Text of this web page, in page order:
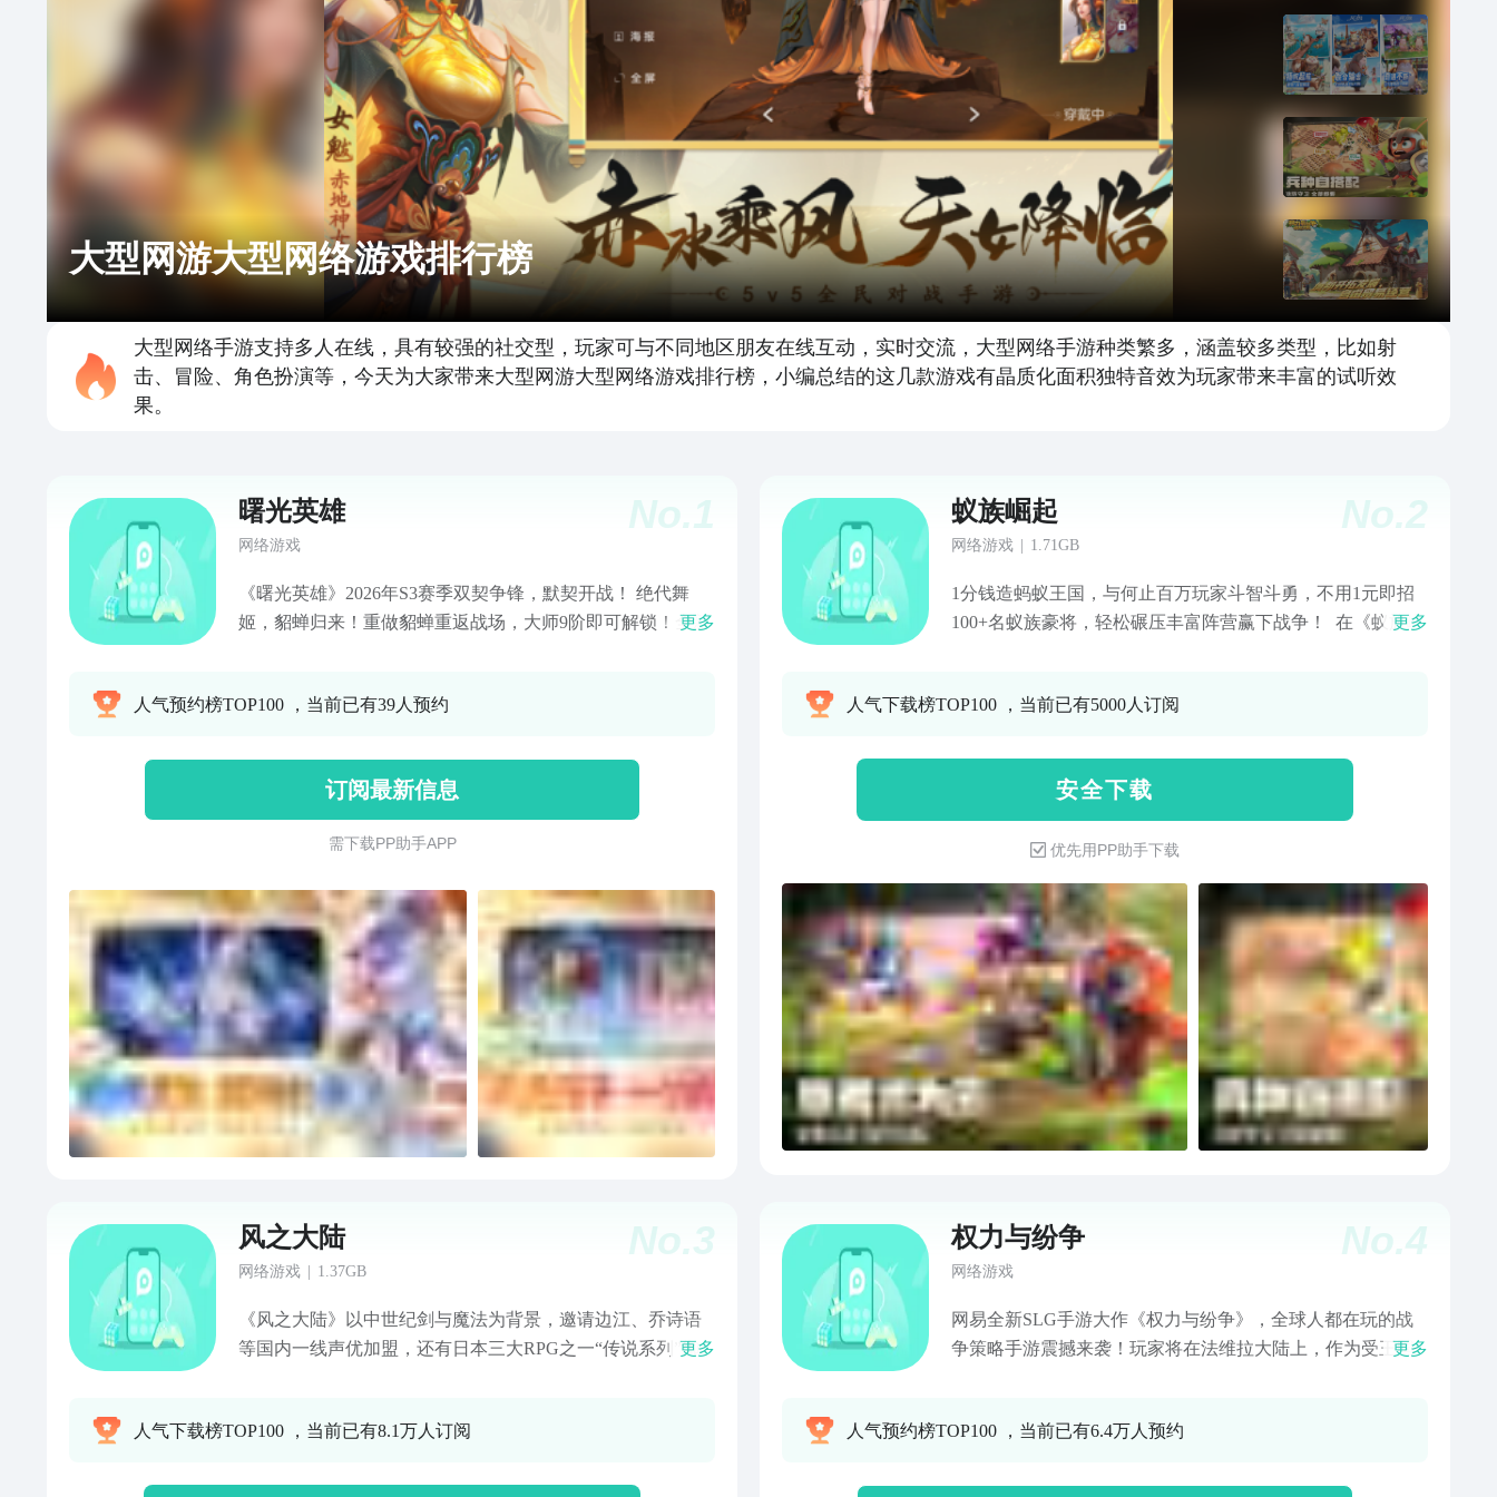
大型网游大型网络游戏排行榜
大型网络手游支持多人在线，具有较强的社交型，玩家可与不同地区朋友在线互动，实时交流，大型网络手游种类繁多，涵盖较多类型，比如射
击、冒险、角色扮演等，今天为大家带来大型网游大型网络游戏排行榜，小编总结的这几款游戏有晶质化面积独特音效为玩家带来丰富的试听效
果。
No.1
曙光英雄
网络游戏
《曙光英雄》2026年S3赛季双契争锋，默契开战！ 绝代舞
姬，貂蝉归来！重做貂蝉重返战场，大师9阶即可解锁！全新
起合养专属搭宝，征战裂谷不孤单！
更多
人气预约榜TOP100 ，当前已有39人预约
订阅最新信息
需 下 载 P P 助 手 A P P
No.2
蚁族崛起
网络游戏 1.71GB
1分钱造蚂蚁王国，与何止百万玩家斗智斗勇，不用1元即招
100+名蚁族豪将，轻松碾压丰富阵营赢下战争！ 在《蚁族崛
都等待你招募入队，成为蚁族中坚！通过资源囤积、城防修
邦！与百万玩家结盟或是为敌，抵御强敌进攻，联手攻克城
池，战无不胜，攻无不取，成
更多
人气下载榜TOP100 ，当前已有5000人订阅
安 全 下 载
优先用PP助手下载
No.3
风之大陆
网络游戏 1.37GB
《风之大陆》以中世纪剑与魔法为背景，邀请边江、乔诗语
等国内一线声优加盟，还有日本三大RPG之一“传说系列”御
物均可用于角色外观定制！于风而起，牵手萌物踏上异世界
更多
人气下载榜TOP100 ，当前已有8.1万人订阅
No.4
权力与纷争
网络游戏
网易全新SLG手游大作《权力与纷争》，全球人都在玩的战
争策略手游震撼来袭！玩家将在法维拉大陆上，作为受王国
方劲旅角力，玩家将从城邦领主开始，争夺世界霸主之位，
更多
人气预约榜TOP100 ，当前已有6.4万人预约